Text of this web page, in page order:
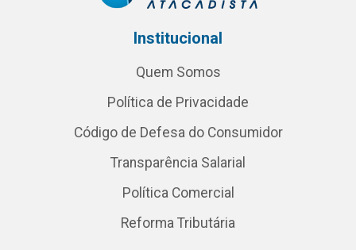
Institucional
Quem Somos
Política de Privacidade
Código de Defesa do Consumidor
Transparência Salarial
Política Comercial
Reforma Tributária